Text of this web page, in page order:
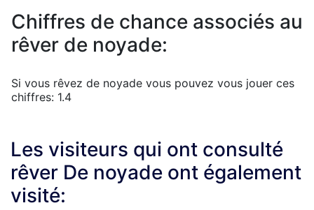
Chiffres de chance associés au
rêver de noyade:
Si vous rêvez de noyade vous pouvez vous jouer ces
chiffres: 1.4
Les visiteurs qui ont consulté
rêver De noyade ont également
visité: